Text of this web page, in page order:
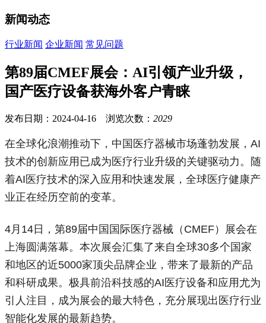
新闻动态
行业新闻 企业新闻 常见问题
第89届CMEF展会：AI引领产业升级，
国产医疗设备获海外客户青睐
发布日期：2024-04-16 浏览次数： 2029
在全球化浪潮推动下，中国医疗器械市场蓬勃发展，AI
技术的创新应用已成为医疗行业升级的关键驱动力。随
着AI医疗技术的深入应用和快速发展，全球医疗健康产
业正在经历空前的变革。
4月14日，第89届中国国际医疗器械（CMEF）展会在
上海圆满落幕。本次展会汇集了来自全球30多个国家
和地区的近5000家顶尖品牌企业，带来了最新的产品
和科研成果。极具前沿科技感的AI医疗设备和应用尤为
引人注目，成为展会的最大特色，充分展现出医疗行业
智能化发展的最新趋势。